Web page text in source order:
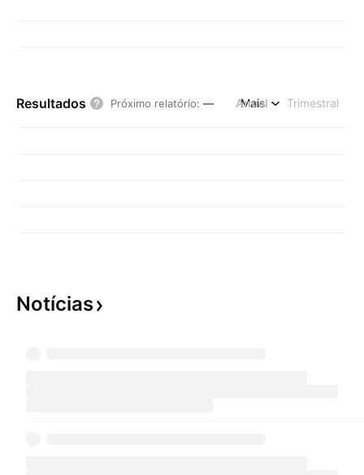
Resultados Próximo relatório: — Anual Trimestral
Mais
Notícias